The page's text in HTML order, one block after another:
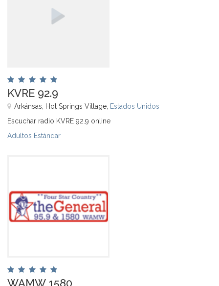
KVRE 92.9
Arkánsas, Hot Springs Village, Estados Unidos
Escuchar radio KVRE 92.9 online
Adultos Estándar
WAMW 1580